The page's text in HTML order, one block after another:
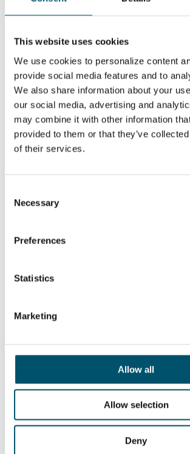
This website uses cookies
We use cookies to personalize content
provide social media features and to
We also share information about your
our social media, advertising and
may combine it with other information
provided to them or that they’ve
of their services.
Selection
Necessary
Preferences
Statistics
Marketing
Allow all
Allow selection
Deny
COMPARTIR ESTA HISTORIA
ACERCA DEL AUTOR
Miika
a focus on
Believes helping
marketing any
sportsman with
Episodio 28: ¿Qué
papel desempeña
templado?
antes de
lecho de rodillos?
#AskGlaston
Episodio 38: ¿Por
rompe en la mesa
#AskGlaston
Episode 59: What
are the benefits
of tempered
laminated glass?